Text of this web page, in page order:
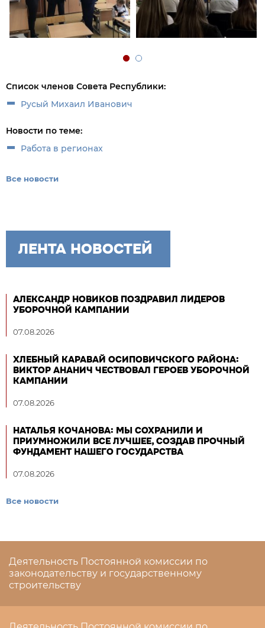
Список членов Совета Республики:
Русый Михаил Иванович
Новости по теме:
Работа в регионах
Все новости
ЛЕНТА НОВОСТЕЙ
АЛЕКСАНДР НОВИКОВ ПОЗДРАВИЛ ЛИДЕРОВ
УБОРОЧНОЙ КАМПАНИИ
07.08.2026
ХЛЕБНЫЙ КАРАВАЙ ОСИПОВИЧСКОГО РАЙОНА:
ВИКТОР АНАНИЧ ЧЕСТВОВАЛ ГЕРОЕВ УБОРОЧНОЙ
КАМПАНИИ
07.08.2026
НАТАЛЬЯ КОЧАНОВА: МЫ СОХРАНИЛИ И
ПРИУМНОЖИЛИ ВСЕ ЛУЧШЕЕ, СОЗДАВ ПРОЧНЫЙ
ФУНДАМЕНТ НАШЕГО ГОСУДАРСТВА
07.08.2026
Все новости
Деятельность Постоянной комиссии по
законодательству и государственному
строительству